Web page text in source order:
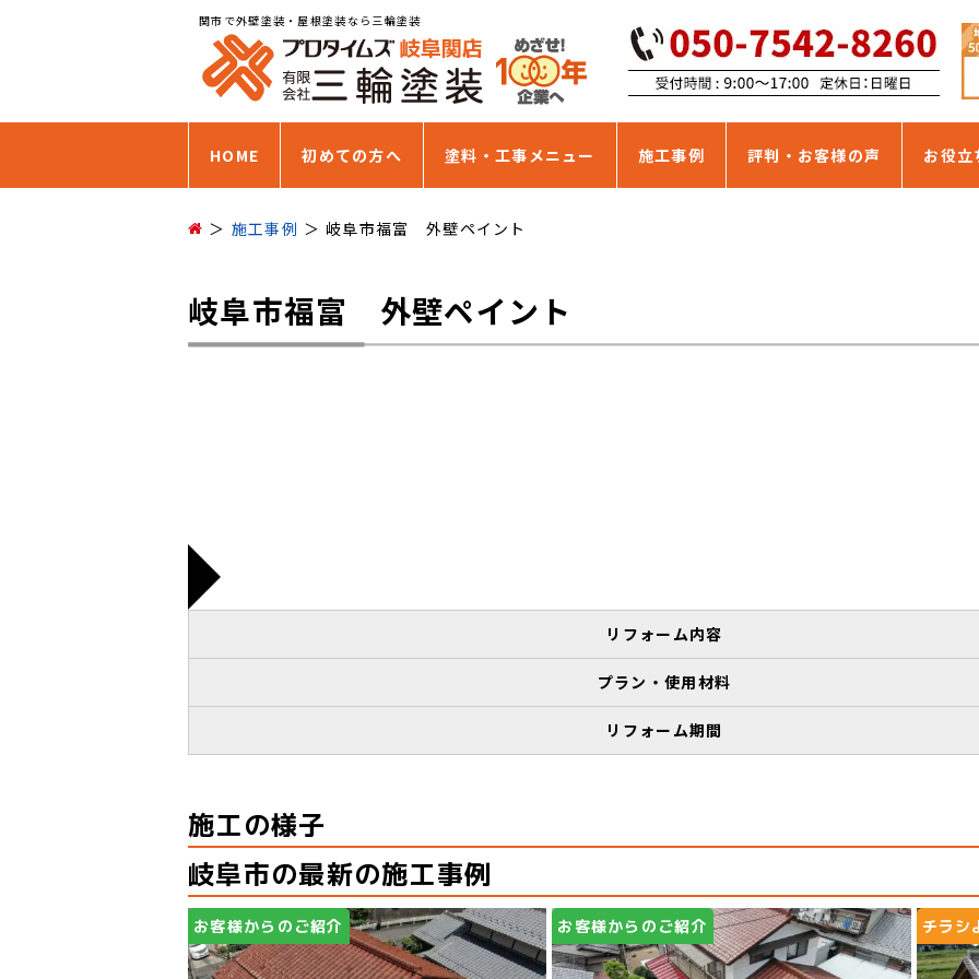
関市で外壁塗装・屋根塗装なら三輪塗装
HOME 初めての方へ 塗料・工事メニュー 施工事例 評判・お客様の声 お役立
施工事例 岐阜市福富 外壁ペイント
岐阜市福富 外壁ペイント
リフォーム内容
プラン・使用材料
リフォーム期間
施工の様子
岐阜市の最新の施工事例
お客様からのご紹介 お客様からのご紹介 チラシ